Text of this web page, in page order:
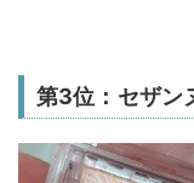
第3位：セザン